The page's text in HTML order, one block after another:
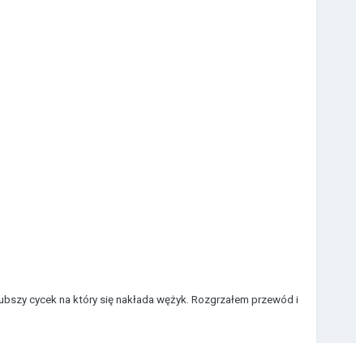
cycek na który się nakłada wężyk. Rozgrzałem przewód i